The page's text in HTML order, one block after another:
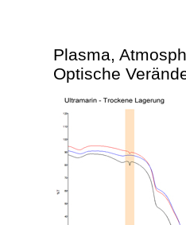
Plasma,
Optische